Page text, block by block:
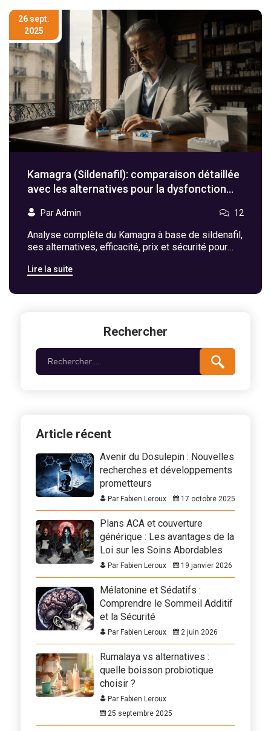
26 sept.
2025
Kamagra (Sildenafil): comparaison détaillée
avec les alternatives pour la dysfonction
Par Admin 12
Analyse complète du Kamagra à base de sildenafil,
ses alternatives, efficacité, prix et sécurité pour
érectile.
Lire la suite
Rechercher
Article récent
Avenir du Dosulepin : Nouvelles
recherches et développements
prometteurs
Par Fabien Leroux 17 octobre 2025
Plans ACA et couverture
générique : Les avantages de la
Loi sur les Soins Abordables
Par Fabien Leroux 19 janvier 2026
Mélatonine et Sédatifs :
Comprendre le Sommeil Additif
et la Sécurité
Par Fabien Leroux 2 juin 2026
Rumalaya vs alternatives :
quelle boisson probiotique
choisir ?
Par Fabien Leroux
25 septembre 2025